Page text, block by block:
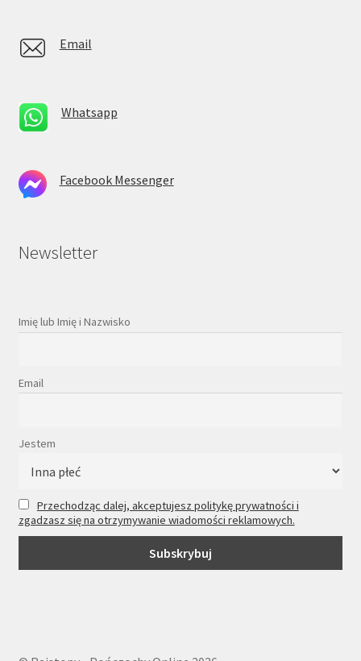
Email
Whatsapp
Facebook Messenger
Newsletter
Imię lub Imię i Nazwisko
Email
Jestem
Przechodząc dalej, akceptujesz politykę prywatności i
zgadzasz się na otrzymywanie wiadomości reklamowych.